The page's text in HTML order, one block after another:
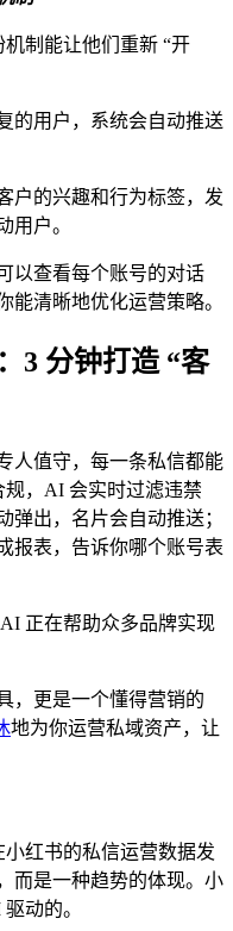
制能让他们重新 “开
的用户，系统会自动推送
户的兴趣和行为标签，发
用户。​
以查看每个账号的对话
能清晰地优化运营策略。​
3 分钟打造 “客
人值守，每一条私信都能
，AI 会实时过滤违禁
弹出，名片会自动推送；
报表，告诉你哪个账号表
正在帮助众多品牌实现
，更是一个懂得营销的
地为你运营私域资产，让
红书的私信运营数据发
而是一种趋势的体现。小
动的。​